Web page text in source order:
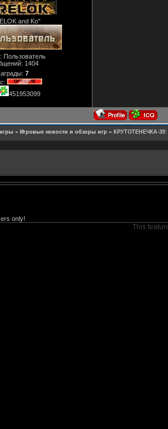
and Ko"
Пользователь
1404
7
451953099
» Игровые новости и обзоры игр » КРУТОТЕНЕЧКА-39:
only!
This